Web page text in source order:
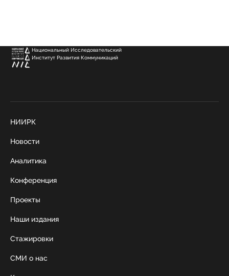
Национальный Исследовательский
Институт Развития Коммуникаций
НИИРК
Новости
Аналитика
Конференция
Проекты
Наши издания
Стажировки
СМИ о нас